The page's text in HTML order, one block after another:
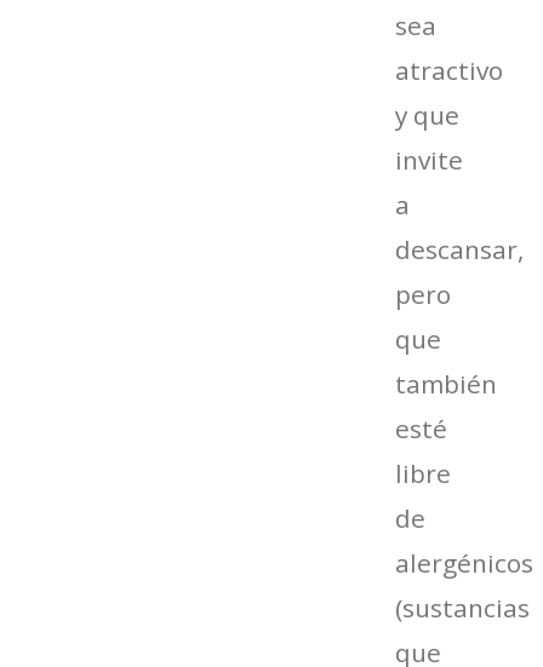
sea
atractivo
y que
invite
a
descansar,
pero
que
también
esté
libre
de
alergénicos
(sustancias
que